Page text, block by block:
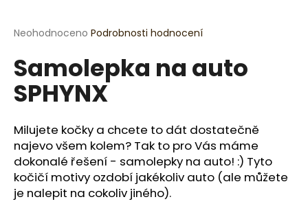
Průměrné
produktu
je
0,0
z
hvězdiček.
Neohodnoceno Podrobnosti hodnocení
Samolepka na auto
SPHYNX
Milujete kočky a chcete to dát dostatečně
najevo všem kolem? Tak to pro Vás máme
dokonalé řešení - samolepky na auto! :) Tyto
kočičí motivy ozdobí jakékoliv auto (ale můžete
je nalepit na cokoliv jiného).
j
t
?
HLEDAT